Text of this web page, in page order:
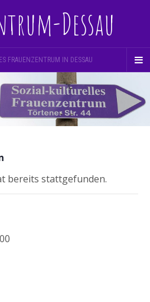
Dessau
FRAUENZENTRUM IN DESSAU
bereits stattgefunden.